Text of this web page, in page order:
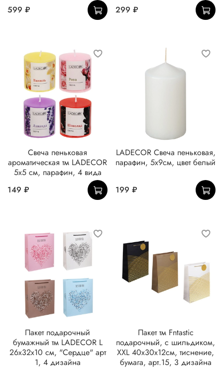
599 ₽ 299 ₽
Свеча пеньковая
ароматическая тм LADECOR
5x5 см, парафин, 4 вида
149 ₽
LADECOR Свеча пеньковая,
парафин, 5х9см, цвет белый
199 ₽
Пакет подарочный
бумажный тм LADECOR L
26x32x10 см, "Сердце" арт
1, 4 дизайна
Пакет тм Fntastic
подарочный, с шильдиком,
XXL 40x30x12см, тиснение,
бумага, арт.15, 3 дизайна